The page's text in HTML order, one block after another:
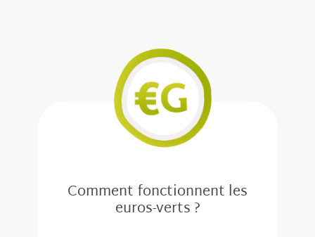
Comment fonctionnent les
euros-verts ?